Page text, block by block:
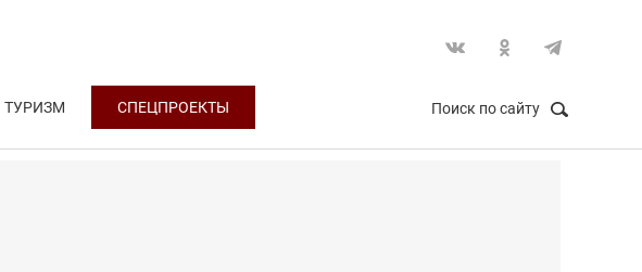
ТУРИЗМ СПЕЦПРОЕКТЫ Поиск по сайту